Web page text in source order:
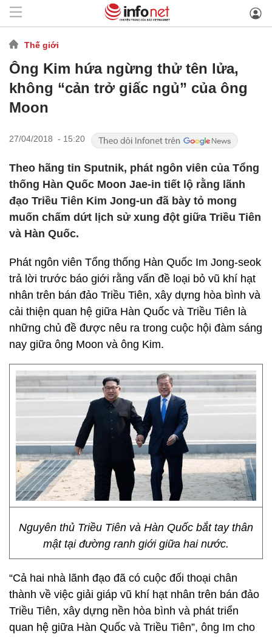
Thế giới
Ông Kim hứa ngừng thử tên lửa,
không “cản trở giấc ngủ” của ông
Moon
27/04/2018 - 15:20
Theo hãng tin Sputnik, phát ngôn viên của Tổng
thống Hàn Quốc Moon Jae-in tiết lộ rằng lãnh
đạo Triều Tiên Kim Jong-un đã bày tỏ mong
muốn chấm dứt lịch sử xung đột giữa Triều Tiên
và Hàn Quốc.
Phát ngôn viên Tổng thống Hàn Quốc Im Jong-seok
trả lời trước báo giới rằng vấn đề loại bỏ vũ khí hạt
nhân trên bán đảo Triều Tiên, xây dựng hòa bình và
cải thiện quan hệ giữa Hàn Quốc và Triều Tiên là
những chủ đề được nêu ra trong cuộc hội đàm sáng
nay giữa ông Moon và ông Kim.
Nguyên thủ Triều Tiên và Hàn Quốc bắt tay thân
mật tại đường ranh giới giữa hai nước.
“Cả hai nhà lãnh đạo đã có cuộc đối thoại chân
thành về việc giải giáp vũ khí hạt nhân trên bán đảo
Triều Tiên, xây dựng nền hòa bình và phát triển
quan hệ giữa Hàn Quốc và Triều Tiên”, ông Im cho